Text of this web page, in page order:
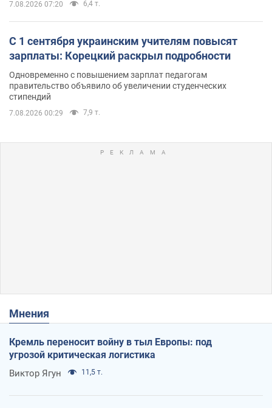
7.08.2026 07:20 6,4 т.
С 1 сентября украинским учителям повысят
зарплаты: Корецкий раскрыл подробности
Одновременно с повышением зарплат педагогам
правительство объявило об увеличении студенческих
стипендий
7.08.2026 00:29 7,9 т.
Мнения
Кремль переносит войну в тыл Европы: под
угрозой критическая логистика
Виктор Ягун 11,5 т.